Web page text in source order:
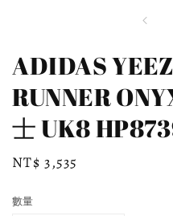
ADIDAS
RUNNER
士 UK8
Regular
NT$ 3,535
數量